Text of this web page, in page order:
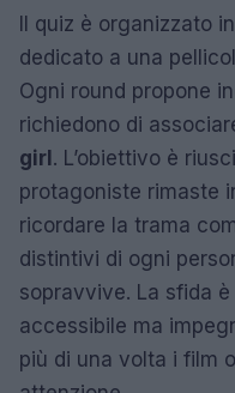
Il quiz è organizzato in
dedicato a una
Ogni round propone
richiedono di
girl . L’obiettivo è
protagoniste rimaste
ricordare la trama
distintivi di ogni
sopravvive. La sfida
accessibile ma
più di una volta i film